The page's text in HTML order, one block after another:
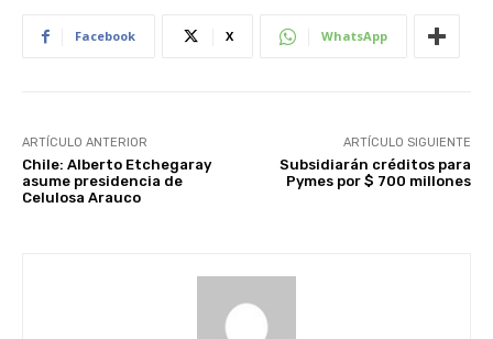
Facebook X WhatsApp
ARTÍCULO ANTERIOR
Chile: Alberto Etchegaray
asume presidencia de
Celulosa Arauco
ARTÍCULO SIGUIENTE
Subsidiarán créditos para
Pymes por $ 700 millones